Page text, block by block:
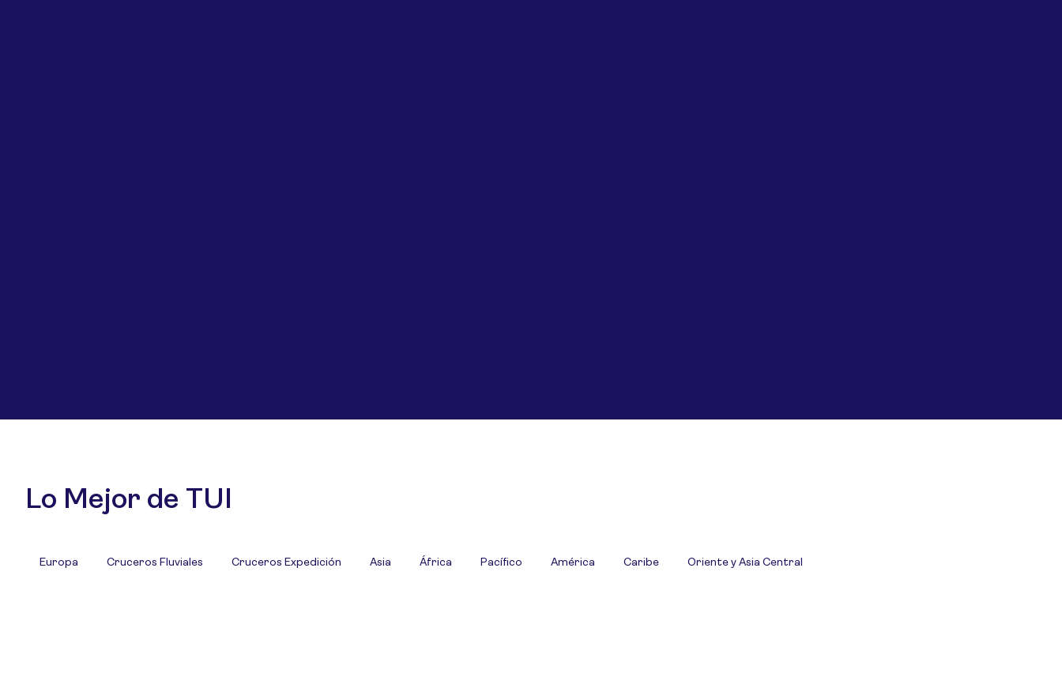
Lo Mejor de TUI
Europa Cruceros Fluviales Cruceros Expedición Asia África Pacífico América Caribe Oriente y Asia Central